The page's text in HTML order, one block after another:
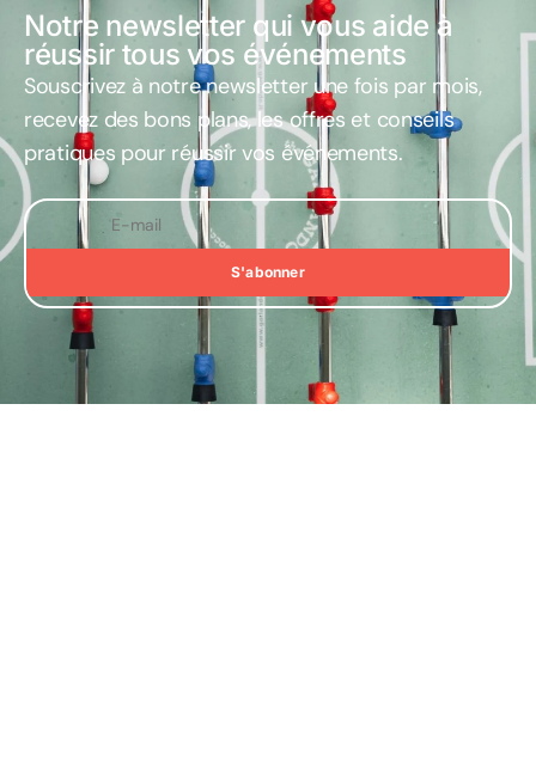
Notre newsletter qui vous aide à
réussir tous vos événements
Souscrivez à notre newsletter une fois par mois,
recevez des bons plans, les offres et conseils
pratiques pour réussir vos événements.